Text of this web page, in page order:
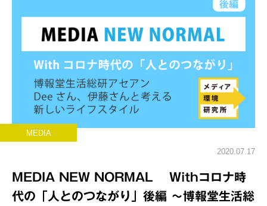
MEDIA
2020.07.17
MEDIA NEW NORMAL Withコロナ時
代の「人とのつながり」後編 ～博報堂生活総